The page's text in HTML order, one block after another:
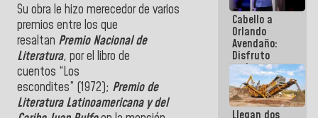
Su obra le hizo merecedor de varios
premios entre los que
resaltan Premio Nacional de
Literatura, por el libro de
cuentos “Los
escondites” (1972); Premio de
Literatura Latinoamericana y del
Cabello a
Orlando
Avendaño:
Disfruto
cada vez
que escribes
porque lo
que haces